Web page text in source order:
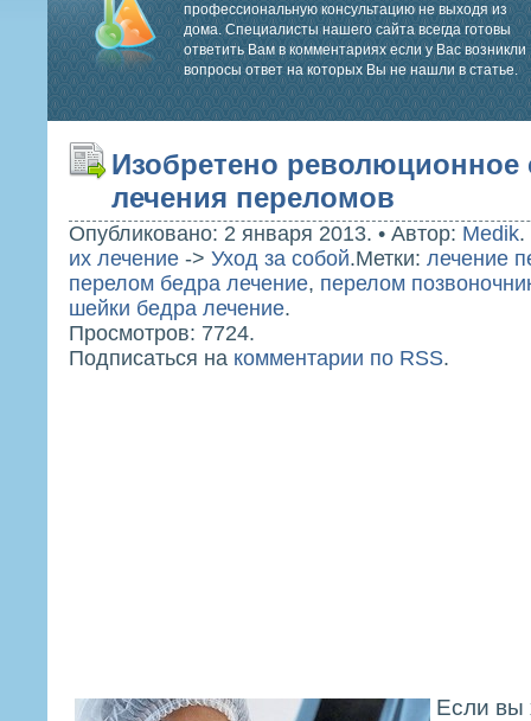
профессиональную консультацию не выходя из
дома. Специалисты нашего сайта всегда готовы
ответить Вам в комментариях если у Вас возникли
вопросы ответ на которых Вы не нашли в статье.
Изобретено революционное
лечения переломов
Опубликовано: 2 января 2013. • Автор: Medik.
их лечение -> Уход за собой.Метки: лечение
перелом бедра лечение, перелом
шейки бедра лечение.
Просмотров: 7724.
Подписаться на комментарии по RSS.
Если вы